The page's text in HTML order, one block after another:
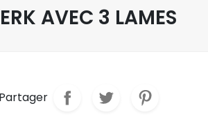
AVEC 3 LAMES
Partager